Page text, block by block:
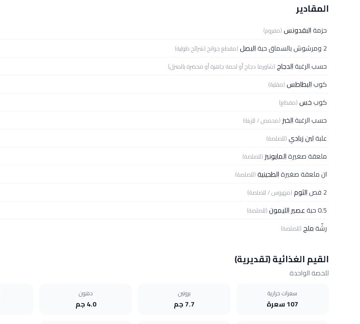
المقادير
حزمةالبقدونس(مفروم)
2 ومرشوش بالسماق حبة البصل(مقطع جوانح (شرائح طولية)
حسب الرغبةالدجاج(شاورما دجاج أو لحمة جاهزة أو محضرة بالمنزل)
كوبالبطاطس(مقلية)
كوبخس(مقطع)
حسب الرغبةالخبز (محمص / للزينة)
علبةلبن زبادي(للصلصة)
ملعقة صغيرةالمايونيز (للصلصة)
ان ملعقة صغيرةالطحينية(للصلصة)
2 فص الثوم(مهروس / للصلصة)
0.5 حبة عصير الليمون(للصلصة)
رشّةملح(للصلصة)
القيم الغذائية (تقديرية)
للحصة الواحدة
سعرات حرارية
107 سعرة
بروتين
7.7 جم
دهون
4.0 جم